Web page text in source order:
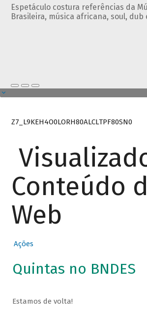
Espetáculo costura referências da
Brasileira, música africana, soul, dub
Z7_L9KEH4O0LORH80ALCLTPF80SN0
Conteúdo
Web
Ações
Quintas no BNDES
Estamos de volta!